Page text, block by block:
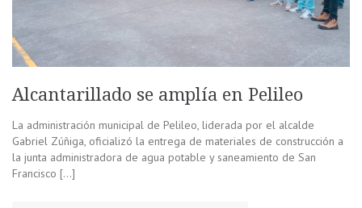
Alcantarillado se amplía en Pelileo
La administración municipal de Pelileo, liderada por el alcalde
Gabriel Zúñiga, oficializó la entrega de materiales de construcción a
la junta administradora de agua potable y saneamiento de San
Francisco […]